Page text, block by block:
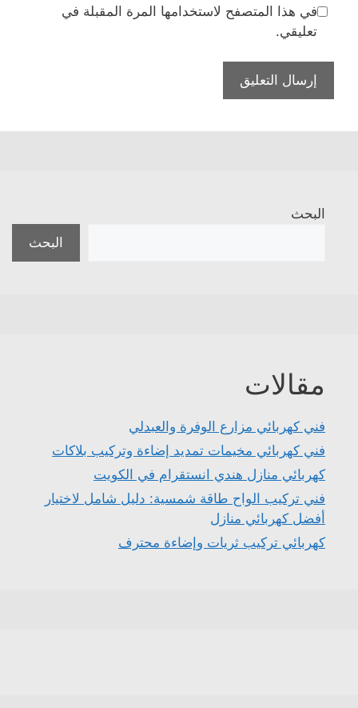
في هذا المتصفح لاستخدامها المرة المقبلة في
تعليقي.
البحث
البحث
مقالات
فني كهربائي مزارع الوفرة والعبدلي
فني كهربائي مخيمات تمديد إضاءة وتركيب بلاكات
كهربائي منازل هندي انستقرام في الكويت
فني تركيب الواح طاقة شمسية: دليل شامل لاختيار
أفضل كهربائي منازل
كهربائي تركيب ثريات وإضاءة محترف